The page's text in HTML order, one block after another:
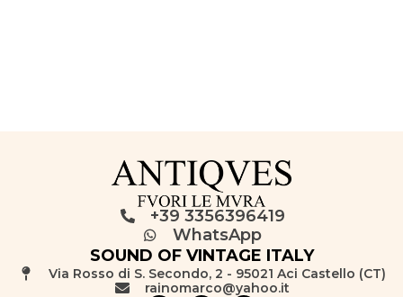
+39 3356396419
WhatsApp
SOUND OF VINTAGE ITALY
Via Rosso di S. Secondo, 2 - 95021 Aci Castello (CT)
rainomarco@yahoo.it